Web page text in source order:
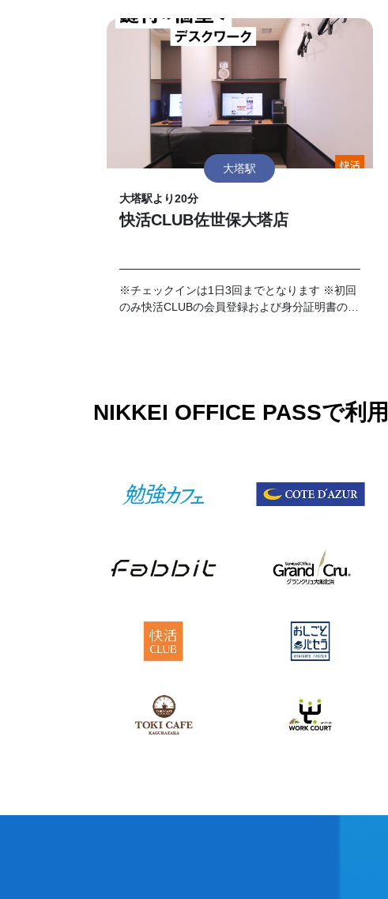
大塔駅
大塔駅より20分
快活CLUB佐世保大塔店
※チェックインは1日3回までとなります ※初回
のみ快活CLUBの会員登録および身分証明書の提
NIKKEI OFFICE PASSで利